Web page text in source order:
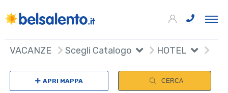
VACANZE Scegli Catalogo HOTEL
APRI MAPPA CERCA
+